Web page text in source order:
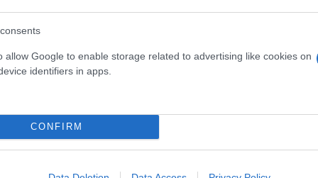
allow Google to enable storage related to advertising like cookies on
identifiers in apps.
CONFIRM